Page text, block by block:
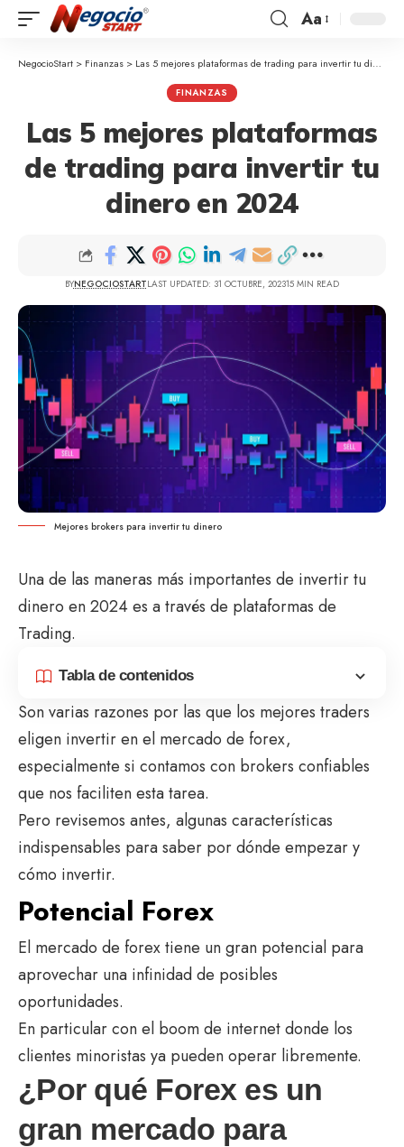
Aa
NegocioStart > Finanzas > Las 5 mejores plataformas de trading para invertir tu dinero en 2024
FINANZAS
Las 5 mejores plataformas
de trading para invertir tu
dinero en 2024
BYNEGOCIOSTARTLAST UPDATED: 31 OCTUBRE, 202315 MIN READ
Mejores brokers para invertir tu dinero
Una de las maneras más importantes de invertir tu
dinero en 2024 es a través de plataformas de
Trading.
Tabla de contenidos
Son varias razones por las que los mejores traders
eligen invertir en el mercado de forex,
especialmente si contamos con brokers confiables
que nos faciliten esta tarea.
Pero revisemos antes, algunas características
indispensables para saber por dónde empezar y
cómo invertir.
Potencial Forex
El mercado de forex tiene un gran potencial para
aprovechar una infinidad de posibles
oportunidades.
En particular con el boom de internet donde los
clientes minoristas ya pueden operar libremente.
¿Por qué Forex es un
gran mercado para